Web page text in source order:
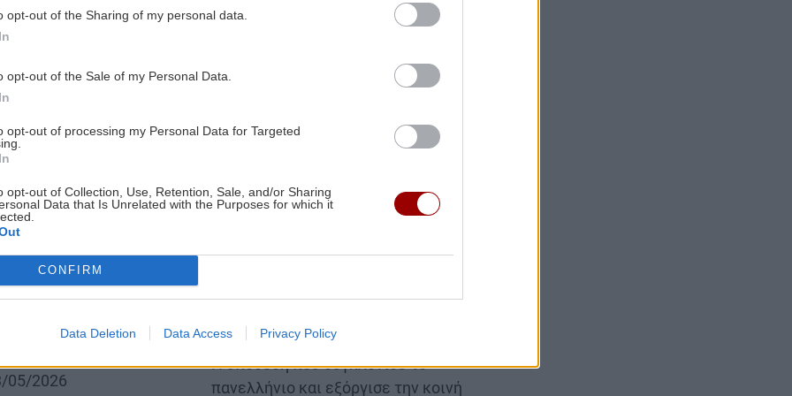
opt-out of the Sharing of my personal data.
opt-out of the Sale of my Personal Data.
opt-out of processing my Personal Data for Targeted
opt-out of Collection, Use, Retention, Sale, and/or Sharing
Data that Is Unrelated with the Purposes for which it
CONFIRM
Data Deletion Data Access Privacy Policy
05/2026
ενδέχεται να ρίξουν φως στις
Παντάνασσα: Ξανά
ο 30χρονος
του 30χρονου
05/2026
ΚΡΗΤΗ
για τον θάνατο του 3χρονου
Άγγελου...
Body
Η υπόθεση που συγκλόνισε το
πανελλήνιο και εξόργισε την κοινή